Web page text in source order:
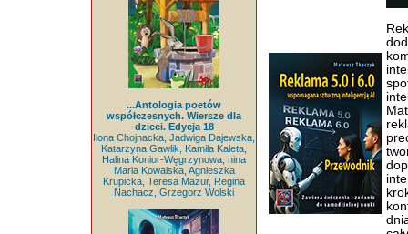
...Antologia poetów
współczesnych. Wiersze dla
dzieci. Edycja 18
Ilona Chojnacka, Jadwiga Dajewska,
Katarzyna Gawlik, Kamila Kaleta,
Halina Konior-Węgrzynowa, nina
Maria Kowalska, Agnieszka
Krupicka, Teresa Mazur, Regina
Nachacz, Grzegorz Wolski